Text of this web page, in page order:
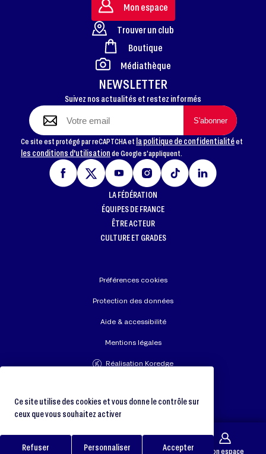
Galerie Trouver un club Boutique Mon espace
FOOTER
NEWSLETTER
Suivez nos actualités et restez informés
Ce site est protégé par reCAPTCHA et la politique de confidentialitéet
les conditions d'utilisationde Google s'appliquent.
Mon espace
Trouver un club
Boutique
Médiathèque
LA FÉDÉRATION
ÉQUIPES DE FRANCE
ÊTRE ACTEUR
CULTURE ET GRADES
Préférences cookies
Protection des données
Aide & accessibilité
Mentions légales
Réalisation Koredge
Ce site utilise des cookies et vous donne le contrôle sur
ceux que vous souhaitez activer
Accepter
Refuser Personnaliser